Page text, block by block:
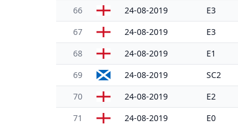
66 24-08-2019 E3
67 24-08-2019 E3
68 24-08-2019 E1
69 24-08-2019 SC2
70 24-08-2019 E2
71 24-08-2019 E0